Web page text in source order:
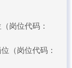
岗位代码：
（岗位代码：